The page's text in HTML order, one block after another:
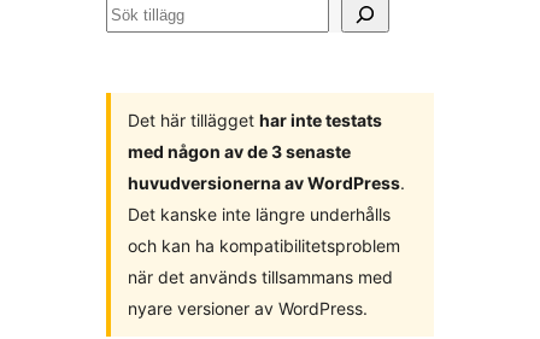
Sök
Det här tillägget har inte testats
med någon av de 3 senaste
huvudversionerna av WordPress.
Det kanske inte längre underhålls
och kan ha kompatibilitetsproblem
när det används tillsammans med
nyare versioner av WordPress.